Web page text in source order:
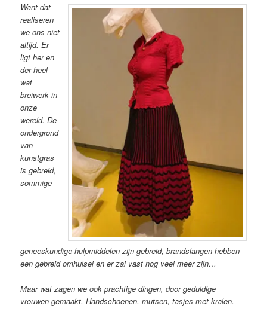
Want dat
realiseren
we ons niet
altijd. Er
ligt her en
der heel
wat
breiwerk in
onze
wereld. De
ondergrond
van
kunstgras
is gebreid,
sommige
geneeskundige hulpmiddelen zijn gebreid, brandslangen hebben
een gebreid omhulsel en er zal vast nog veel meer zijn…
Maar wat zagen we ook prachtige dingen, door geduldige
vrouwen gemaakt. Handschoenen, mutsen, tasjes met kralen.